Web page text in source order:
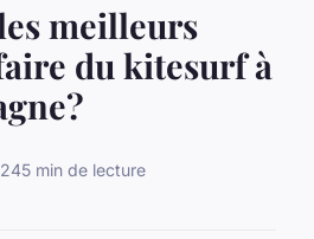
meilleurs
du kitesurf à
5 min de lecture